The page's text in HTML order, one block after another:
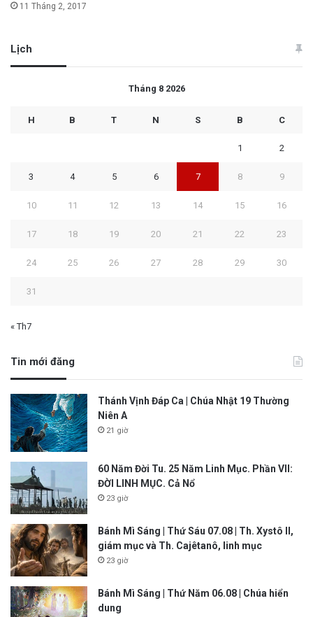
11 Tháng 2, 2017
Lịch
Tháng 8 2026
H B T N S B C
1 2
3 4 5 6 7 8 9
10 11 12 13 14 15 16
17 18 19 20 21 22 23
24 25 26 27 28 29 30
31
« Th7
Tin mới đăng
Thánh Vịnh Đáp Ca | Chúa Nhật 19 Thường
Niên A
21 giờ
60 Năm Đời Tu. 25 Năm Linh Mục. Phần VII:
ĐỜI LINH MỤC. Cả Nổ
23 giờ
Bánh Mì Sáng | Thứ Sáu 07.08 | Th. Xystô II,
giám mục và Th. Cajêtanô, linh mục
23 giờ
Bánh Mì Sáng | Thứ Năm 06.08 | Chúa hiển
dung